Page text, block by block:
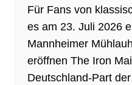
Für Fans von
es am 23. Juli 2026
Mannheimer
eröffnen The Iron
Deutschland-Part